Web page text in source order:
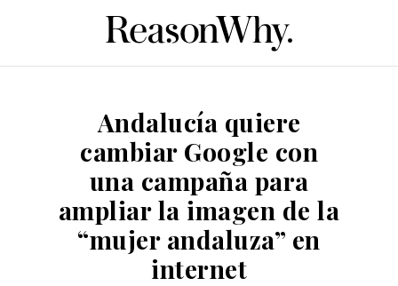
Andalucía quiere
cambiar Google con
una campaña para
ampliar la imagen de la
“mujer andaluza” en
internet